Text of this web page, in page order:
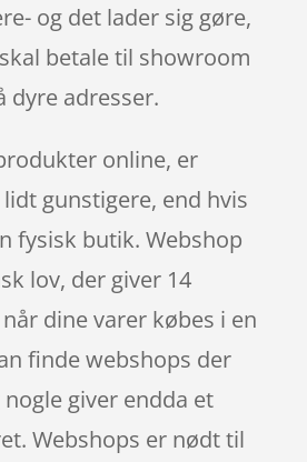
og det lader sig gøre,
betale til showroom
dyre adresser.
online, er
gunstigere, end hvis
fysisk butik. Webshop
lov, der giver 14
dine varer købes i en
finde webshops der
giver endda et
Webshops er nødt til